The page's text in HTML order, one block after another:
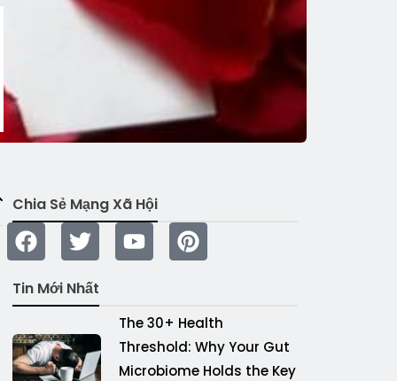
Chia Sẻ Mạng Xã Hội
Tin Mới Nhất
The 30+ Health
Threshold: Why Your Gut
Microbiome Holds the Key